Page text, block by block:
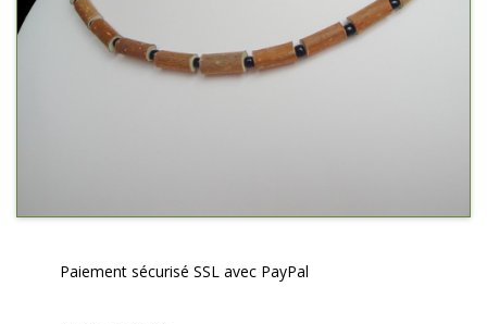
Paiement sécurisé SSL avec PayPal